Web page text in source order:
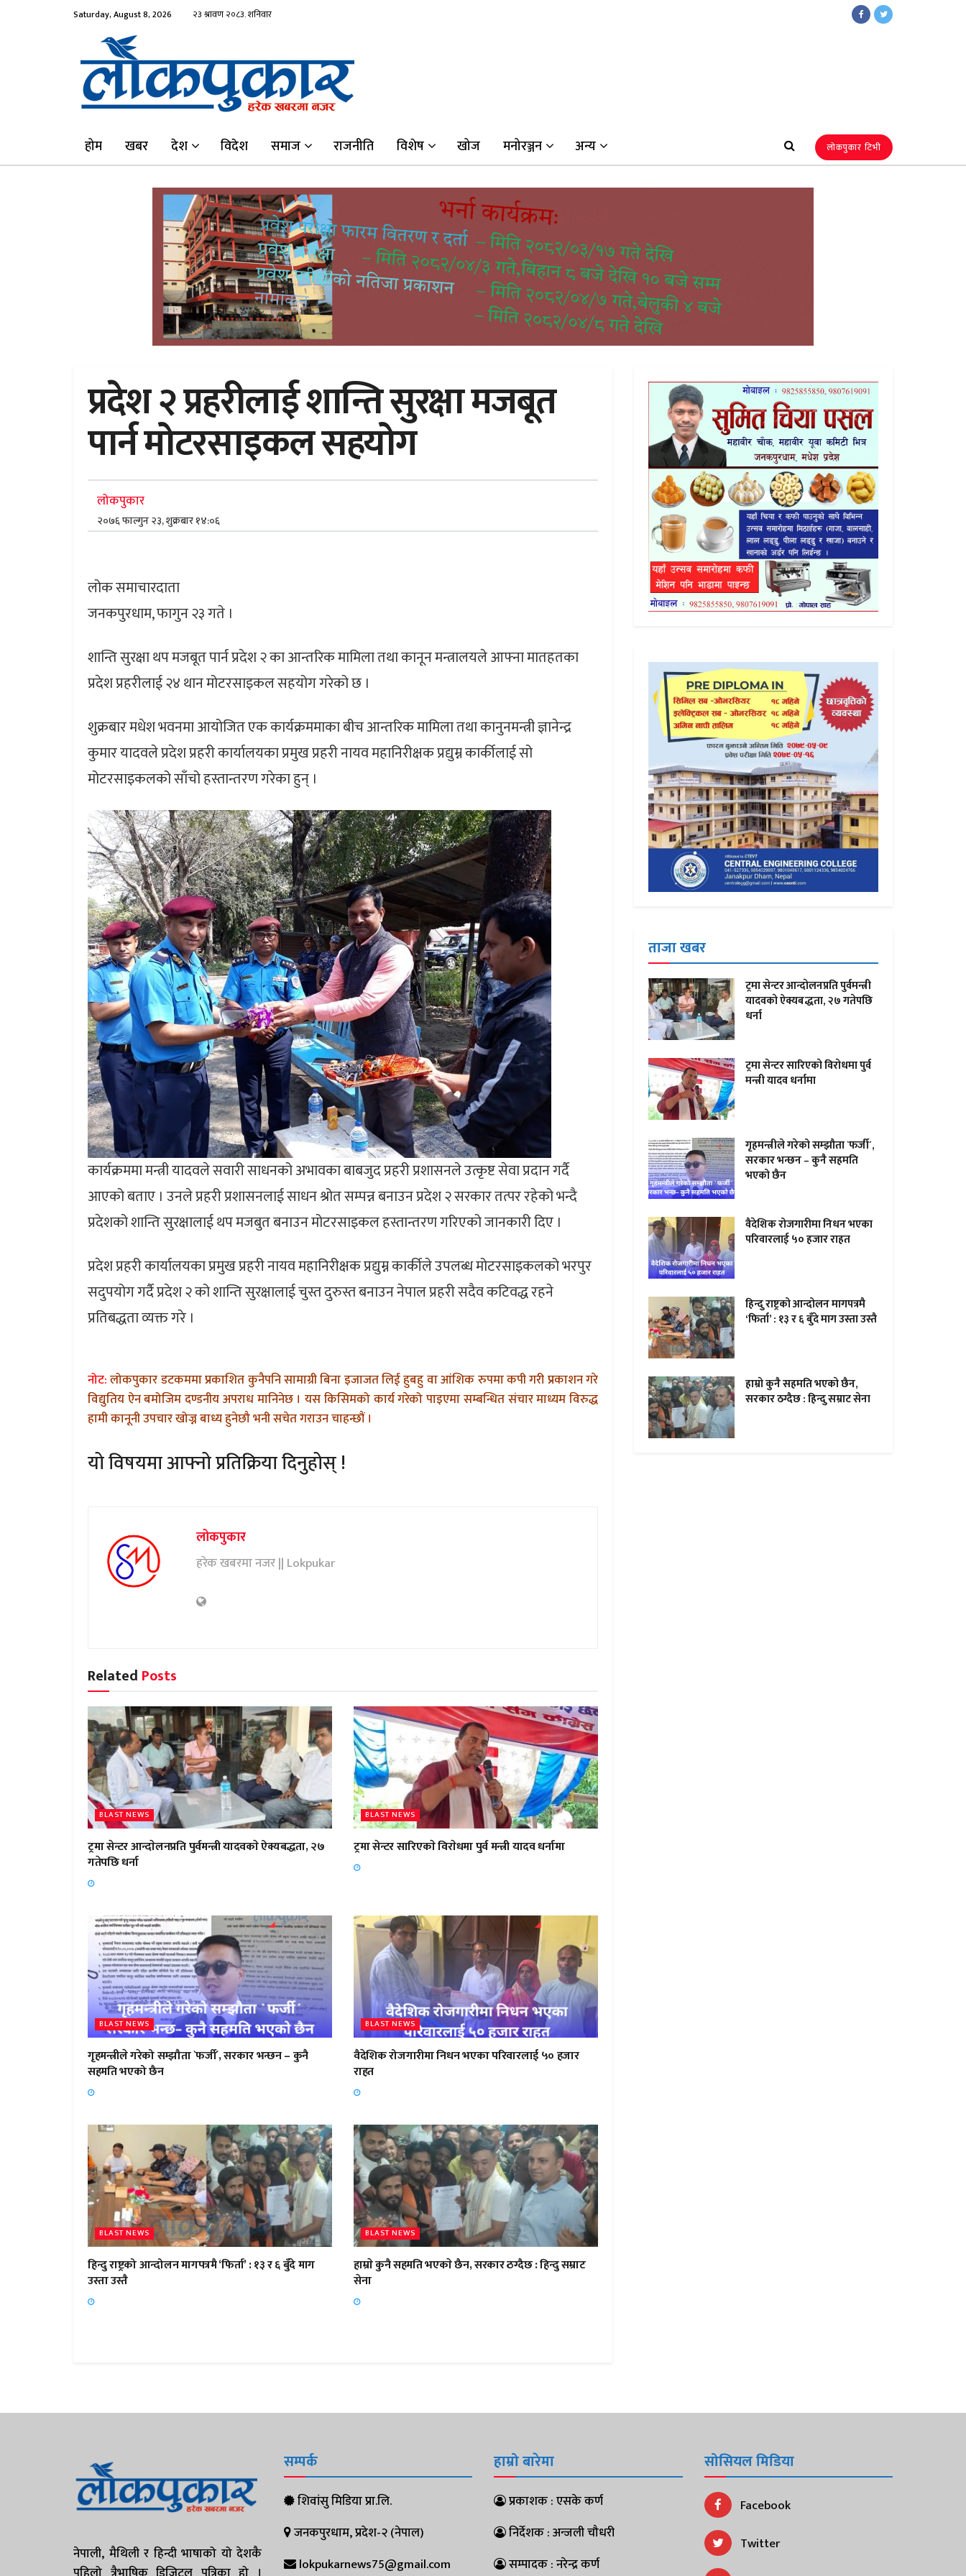
Saturday, August 8, 2026
होम खबर देश विदेश समाज राजनीति विशेष खोज मनोरञ्जन अन्य लोकपुकार टिभी
प्रदेश २ प्रहरीलाई शान्ति सुरक्षा मजबूत
पार्न मोटरसाइकल सहयोग
लोकपुकार
२०७६ फाल्गुन २३, शुक्रबार १४:०६
लोक समाचारदाता
जनकपुरधाम, फागुन २३ गते ।
शान्ति सुरक्षा थप मजबूत पार्न प्रदेश २ का आन्तरिक मामिला तथा कानून मन्त्रालयले आफ्ना मातहतका
प्रदेश प्रहरीलाई २४ थान मोटरसाइकल सहयोग गरेको छ ।
शुक्रबार मधेश भवनमा आयोजित एक कार्यक्रममाका बीच आन्तरिक मामिला तथा कानुनमन्त्री ज्ञानेन्द्र
कुमार यादवले प्रदेश प्रहरी कार्यालयका प्रमुख प्रहरी नायव महानिरीक्षक प्रद्युम्न कार्कीलाई सो
मोटरसाइकलको साँचो हस्तान्तरण गरेका हुन् ।
कार्यक्रममा मन्त्री यादवले सवारी साधनको अभावका बाबजुद प्रहरी प्रशासनले उत्कृष्ट सेवा प्रदान गर्दै
आएको बताए । उनले प्रहरी प्रशासनलाई साधन श्रोत सम्पन्न बनाउन प्रदेश २ सरकार तत्पर रहेको भन्दै
प्रदेशको शान्ति सुरक्षालाई थप मजबुत बनाउन मोटरसाइकल हस्तान्तरण गरिएको जानकारी दिए ।
प्रदेश प्रहरी कार्यालयका प्रमुख प्रहरी नायव महानिरीक्षक प्रद्युम्न कार्कीले उपलब्ध मोटरसाइकलको भरपुर
सदुपयोग गर्दै प्रदेश २ को शान्ति सुरक्षालाई चुस्त दुरुस्त बनाउन नेपाल प्रहरी सदैव कटिवद्ध रहने
प्रतिबद्धता व्यक्त गरे ।
नोट:लोकपुकार डटकममा प्रकाशित कुनैपनि सामाग्री बिना इजाजत लिई हुबहु वा आंशिक रुपमा कपी गरी प्रकाशन गरे
विद्युतिय ऐन बमोजिम दण्डनीय अपराध मानिनेछ । यस किसिमको कार्य गरेको पाइएमा सम्बन्धित संचार माध्यम विरुद्ध
हामी कानूनी उपचार खोज्न बाध्य हुनेछौ भनी सचेत गराउन चाहन्छौं ।
यो विषयमा आफ्नो प्रतिक्रिया दिनुहोस् !
लोकपुकार
हरेक खबरमा नजर || Lokpukar
Related Posts
BLAST NEWS
ट्रमा सेन्टर आन्दाेलनप्रति पुर्वमन्त्री यादवकाे ऐक्यबद्धता, २७
गतेपछि धर्ना
BLAST NEWS
ट्रमा सेन्टर सारिएकाे विराेधमा पुर्व मन्त्री यादव धर्नामा
BLAST NEWS
गृहमन्त्रीले गरेको सम्झौता `फर्जी´, सरकार भन्छन – कुनै
सहमति भएको छैन
BLAST NEWS
वैदेशिक रोजगारीमा निधन भएका परिवारलाई ५० हजार
राहत
BLAST NEWS
हिन्दु राष्ट्रको आन्दोलन मागपत्रमै ‘फिर्ता’ : १३ र ६ बुँदे माग
उस्ता उस्तै
BLAST NEWS
हाम्राे कुनै सहमति भएकाे छैन, सरकार ठग्दैछ : हिन्दु सम्राट
सेना
ताजा खबर
ट्रमा सेन्टर आन्दाेलनप्रति पुर्वमन्त्री
यादवकाे ऐक्यबद्धता, २७ गतेपछि
धर्ना
ट्रमा सेन्टर सारिएकाे विराेधमा पुर्व
मन्त्री यादव धर्नामा
गृहमन्त्रीले गरेको सम्झौता `फर्जी´,
सरकार भन्छन – कुनै सहमति
भएको छैन
वैदेशिक रोजगारीमा निधन भएका
परिवारलाई ५० हजार राहत
हिन्दु राष्ट्रको आन्दोलन मागपत्रमै
‘फिर्ता’ : १३ र ६ बुँदे माग उस्ता उस्तै
हाम्राे कुनै सहमति भएकाे छैन,
सरकार ठग्दैछ : हिन्दु सम्राट सेना
नेपाली, मैथिली र हिन्दी भाषाको यो देशकै
सम्पर्क
शिवांसु मिडिया प्रा.लि.
जनकपुरधाम, प्रदेश-२ (नेपाल)
lokpukarnews75@gmail.com
हाम्रो बारेमा
प्रकाशक : एसके कर्ण
निर्देशक : अन्जली चौधरी
सम्पादक : नरेन्द्र कर्ण
सोसियल मिडिया
Facebook
Twitter